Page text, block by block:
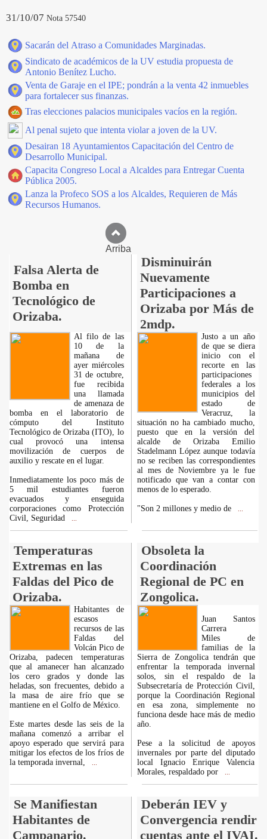
31/10/07 Nota 57540
Sacarán del Atraso a Comunidades Marginadas.
Sindicato de académicos de la UV estudia propuesta de
Antonio Benítez Lucho.
Venta de Garaje en el IPE; pondrán a la venta 42 inmuebles
para fortalecer sus finanzas.
Tras elecciones palacios municipales vacíos en la región.
Al penal sujeto que intenta violar a joven de la UV.
Desairan 18 Ayuntamientos Capacitación del Centro de
Desarrollo Municipal.
Capacita Congreso Local a Alcaldes para Entregar Cuenta
Pública 2005.
Lanza la Profeco SOS a los Alcaldes, Requieren de Más
Recursos Humanos.
Arriba
Falsa Alerta de
Bomba en
Tecnológico de
Orizaba.
Disminuirán
Nuevamente
Participaciones a
Orizaba por Más de
2mdp.
Al filo de las
10 de la
mañana de
ayer miércoles
31 de octubre,
fue recibida
una llamada
de amenaza de
bomba en el laboratorio de
cómputo del Instituto
Tecnológico de Orizaba (ITO), lo
cual provocó una intensa
movilización de cuerpos de
auxilio y rescate en el lugar.
Inmediatamente los poco más de
5 mil estudiantes fueron
evacuados y enseguida
corporaciones como Protección
Civil, Seguridad
Justo a un año
de que se diera
inicio con el
recorte en las
participaciones
federales a los
municipios del
estado de
Veracruz, la
situación no ha cambiado mucho,
puesto que en la versión del
alcalde de Orizaba Emilio
Stadelmann López aunque todavía
no se reciben las correspondientes
al mes de Noviembre ya le fue
notificado que van a contar con
menos de lo esperado.
"Son 2 millones y medio de
Temperaturas
Extremas en las
Faldas del Pico de
Orizaba.
Obsoleta la
Coordinación
Regional de PC en
Zongolica.
Habitantes de
escasos
recursos de las
Faldas del
Volcán Pico de
Orizaba, padecen temperaturas
que al amanecer han alcanzado
los cero grados y donde las
heladas, son frecuentes, debido a
la masa de aire frío que se
mantiene en el Golfo de México.
Este martes desde las seis de la
mañana comenzó a arribar el
apoyo esperado que servirá para
mitigar los efectos de los fríos de
la temporada invernal,
Juan Santos
Carrera
Miles de
familias de la
Sierra de Zongolica tendrán que
enfrentar la temporada invernal
solos, sin el respaldo de la
Subsecretaría de Protección Civil,
porque la Coordinación Regional
en esa zona, simplemente no
funciona desde hace más de medio
año.
Pese a la solicitud de apoyos
invernales por parte del diputado
local Ignacio Enrique Valencia
Morales, respaldado por
Se Manifiestan
Habitantes de
Campanario.
Deberán IEV y
Convergencia rendir
cuentas ante el IVAI.